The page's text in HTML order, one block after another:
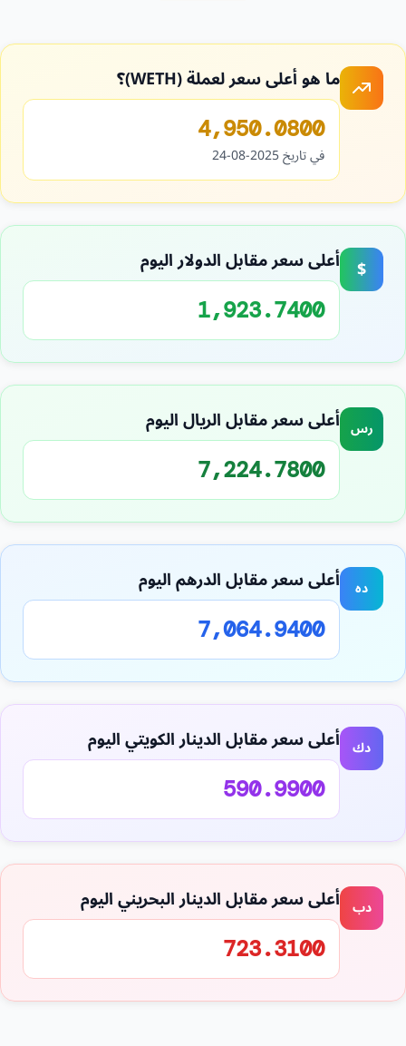
ما هو أعلى سعر لعملة (WETH)؟
4,950.0800
في تاريخ 2025-08-24
$ أعلى سعر مقابل الدولار اليوم
1,923.7400
رس أعلى سعر مقابل الريال اليوم
7,224.7800
ده أعلى سعر مقابل الدرهم اليوم
7,064.9400
دك أعلى سعر مقابل الدينار الكويتي اليوم
590.9900
دب أعلى سعر مقابل الدينار البحريني اليوم
723.3100